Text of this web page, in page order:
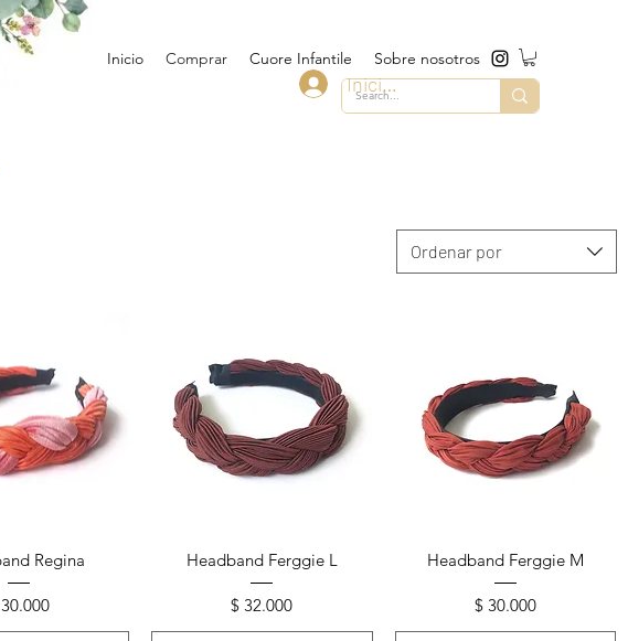
Inicio Comprar Cuore Infantile Sobre nosotros
Iniciar sesión
Ordenar por
rápida
Regina Vista rápida
Headband Ferggie L
Precio
$ 32.000
Vista rápida
Headband Ferggie M
Precio
$ 30.000